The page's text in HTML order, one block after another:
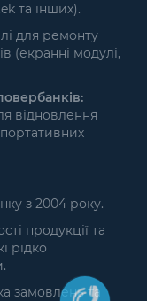
та інших).
для ремонту
(екранні модулі,
відновлення
з 2004 року.
продукції та
рідко
замовлень та